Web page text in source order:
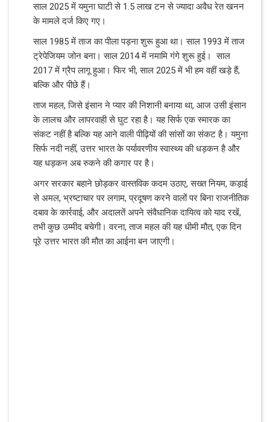
साल 2025 में यमुना घाटी से 1.5 लाख टन से ज्यादा अवैध रेत खनन
के मामले दर्ज किए गए।
साल 1985 में ताज का पीला पड़ना शुरू हुआ था। साल 1993 में ताज
ट्रेपेजियम जोन बना। साल 2014 में नमामि गंगे शुरू हुई। साल
2017 में ग्रैप लागू हुआ। फिर भी, साल 2025 में भी हम वहीं खड़े हैं,
बल्कि और पीछे हैं।
ताज महल, जिसे इंसान ने प्यार की निशानी बनाया था, आज उसी इंसान
के लालच और लापरवाही से घुट रहा है। यह सिर्फ एक स्मारक का
संकट नहीं है बल्कि यह आने वाली पीढ़ियों की सांसों का संकट है। यमुना
सिर्फ नदी नहीं, उत्तर भारत के पर्यावरणीय स्वास्थ्य की धड़कन है और
यह धड़कन अब रुकने की कगार पर है।
अगर सरकार बहाने छोड़कर वास्तविक कदम उठाए, सख्त नियम, कड़ाई
से अमल, भ्रष्टाचार पर लगाम, प्रदूषण करने वालों पर बिना राजनीतिक
दबाव के कार्रवाई, और अदालतें अपने संवैधानिक दायित्व को याद रखें,
तभी कुछ उम्मीद बचेगी। वरना, ताज महल की यह धीमी मौत, एक दिन
पूरे उत्तर भारत की मौत का आईना बन जाएगी।